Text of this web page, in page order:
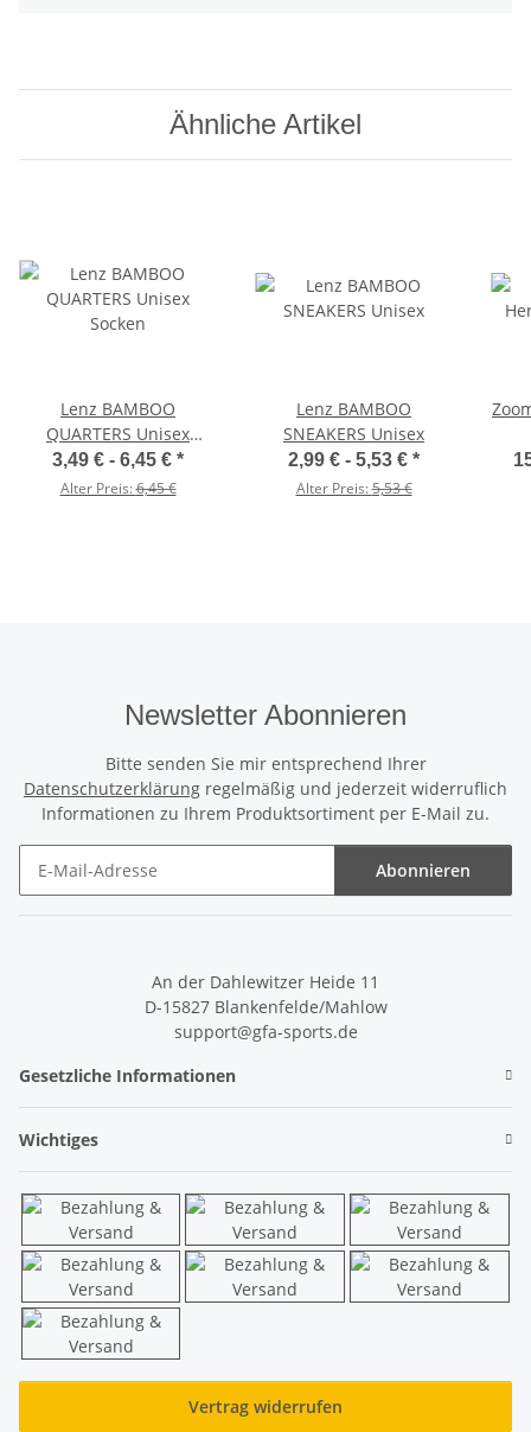
Ähnliche Artikel
Lenz BAMBOO
QUARTERS Unisex
Socken
3,49 € - 6,45 € *
Alter Preis:6,45 €
Lenz BAMBOO
SNEAKERS Unisex
2,99 € - 5,53 € *
Alter Preis:5,53 €
Newsletter Abonnieren
Bitte senden Sie mir entsprechend Ihrer
Datenschutzerklärung regelmäßig und jederzeit widerruflich
Informationen zu Ihrem Produktsortiment per E-Mail zu.
Abonnieren
An der Dahlewitzer Heide 11
D-15827 Blankenfelde/Mahlow
support@gfa-sports.de
Gesetzliche Informationen
Wichtiges
Vertrag widerrufen